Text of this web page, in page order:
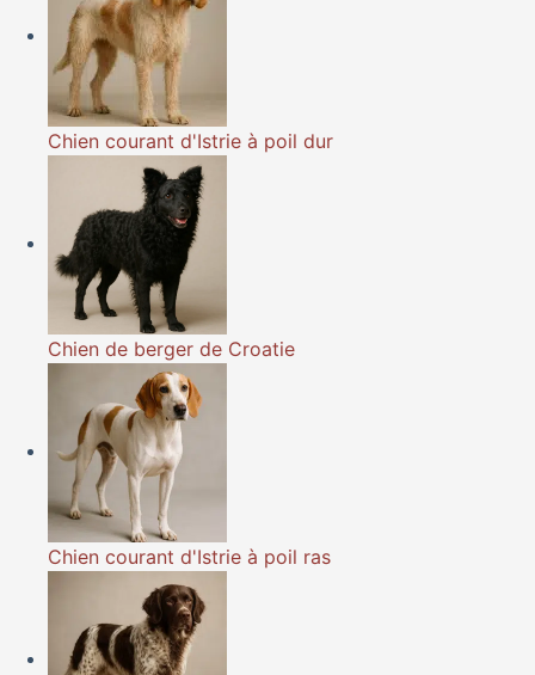
Chien courant d'Istrie à poil dur
Chien de berger de Croatie
Chien courant d'Istrie à poil ras